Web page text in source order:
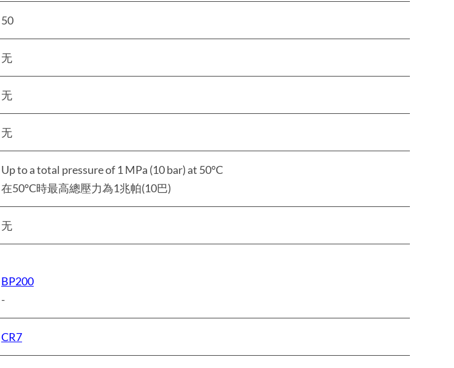
50
无
无
无
Up to a total pressure of 1 MPa (10 bar) at 50°C
在50°C時最高總壓力為1兆帕(10巴)
无
BP200
-
CR7